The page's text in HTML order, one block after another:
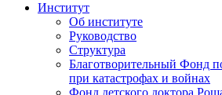
Институт
Об институте
Руководство
Структура
Благотворительный Фонд
при катастрофах и войнах